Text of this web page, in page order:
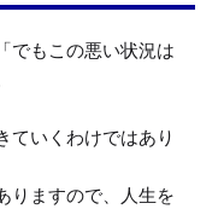
でもこの悪い状況は
ていくわけではあり
りますので、人生を